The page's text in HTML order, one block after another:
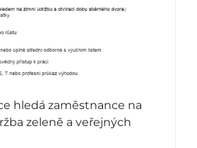
hledá zaměstnance na
zeleně a veřejných